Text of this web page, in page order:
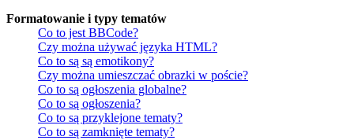
Formatowanie i typy tematów
Co to jest BBCode?
Czy można używać języka HTML?
Co to są są emotikony?
Czy można umieszczać obrazki w poście?
Co to są ogłoszenia globalne?
Co to są ogłoszenia?
Co to są przyklejone tematy?
Co to są zamknięte tematy?